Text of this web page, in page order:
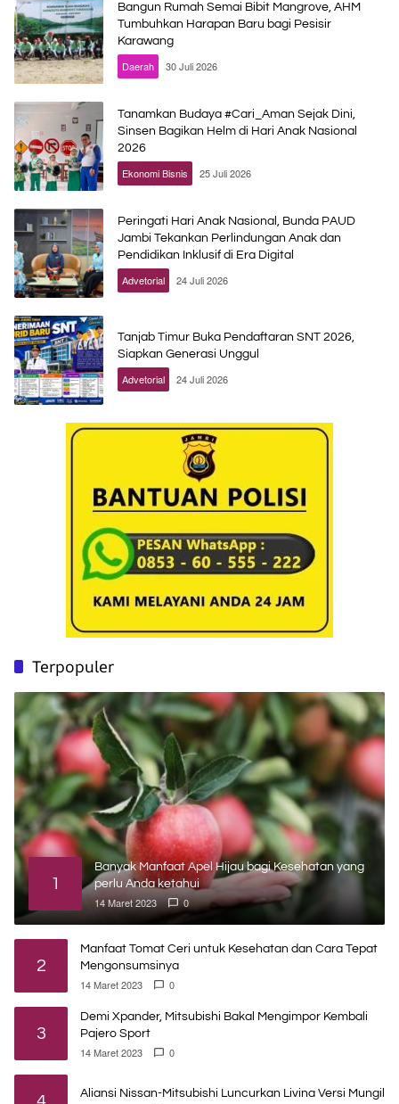
Bangun Rumah Semai Bibit Mangrove, AHM
Tumbuhkan Harapan Baru bagi Pesisir
Karawang
Daerah 30 Juli 2026
Tanamkan Budaya #Cari_Aman Sejak Dini,
Sinsen Bagikan Helm di Hari Anak Nasional
2026
Ekonomi Bisnis 25 Juli 2026
Peringati Hari Anak Nasional, Bunda PAUD
Jambi Tekankan Perlindungan Anak dan
Pendidikan Inklusif di Era Digital
Advetorial 24 Juli 2026
Tanjab Timur Buka Pendaftaran SNT 2026,
Siapkan Generasi Unggul
Advetorial 24 Juli 2026
Terpopuler
1
Banyak Manfaat Apel Hijau bagi Kesehatan yang
perlu Anda ketahui
14 Maret 2023 0
2
Manfaat Tomat Ceri untuk Kesehatan dan Cara Tepat
Mengonsumsinya
14 Maret 2023 0
3
Demi Xpander, Mitsubishi Bakal Mengimpor Kembali
Pajero Sport
14 Maret 2023 0
Aliansi Nissan-Mitsubishi Luncurkan Livina Versi Mungil